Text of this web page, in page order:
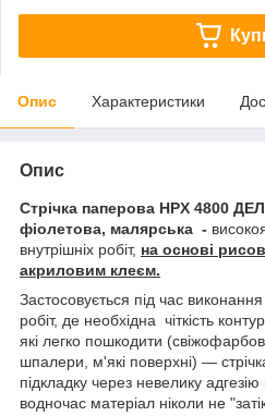
Опис Характеристики
Опис
Стрічка паперова HPX 4800
фіолетова, малярська -
внутрішніх робіт, на основі
акриловим клеєм.
Застосовується під час
робіт, де необхідна чіткість
які легко пошкодити
шпалери, м'які поверхні) —
підкладку через невелику
водночас матеріал ніколи не